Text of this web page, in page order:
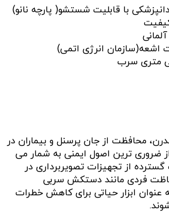
با قابلیت شستشو( پارچه نانو)
اشعه(سازمان انرژی اتمی)
محافظت از جان پرسنل و بیماران در
ضروری ترین اصول ایمنی به شمار می
گسترده از تجهیزات تصویربرداری در
فردی مانند دستکش سربی
ابزار حیاتی برای کاهش خطرات